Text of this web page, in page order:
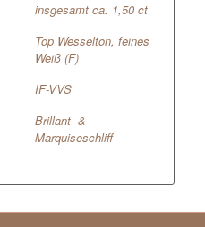
insgesamt ca. 1,50 ct
Top Wesselton, feines
Weiß (F)
IF-VVS
Brillant- &
Marquiseschliff